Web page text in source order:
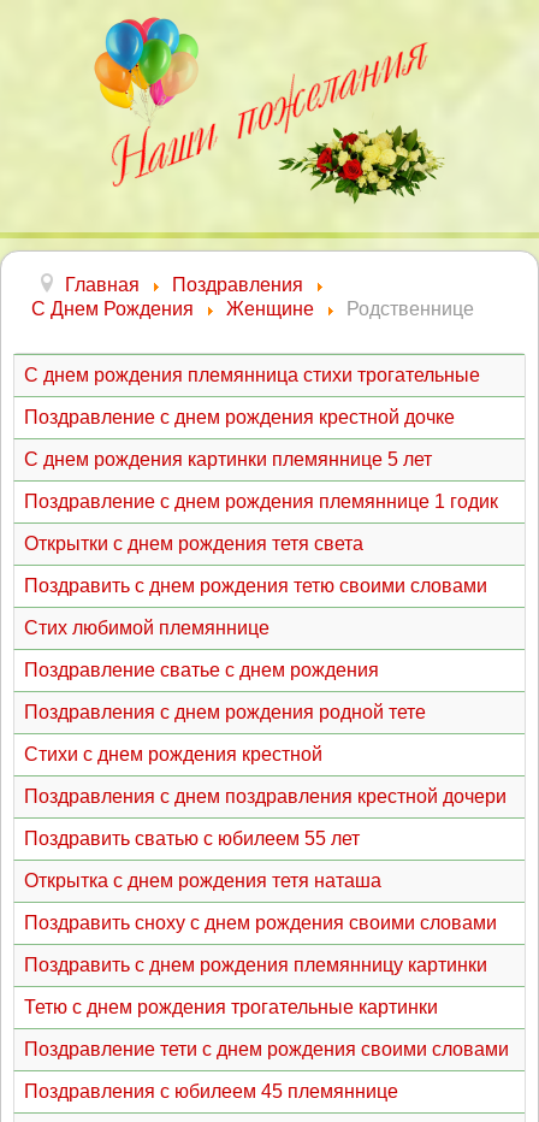
Главная
Поздравления
С Днем Рождения
Женщине Родственнице
С днем рождения племянница стихи трогательные
Поздравление с днем рождения крестной дочке
С днем рождения картинки племяннице 5 лет
Поздравление с днем рождения племяннице 1 годик
Открытки с днем рождения тетя света
Поздравить с днем рождения тетю своими словами
Стих любимой племяннице
Поздравление сватье с днем рождения
Поздравления с днем рождения родной тете
Стихи с днем рождения крестной
Поздравления с днем поздравления крестной дочери
Поздравить сватью с юбилеем 55 лет
Открытка с днем рождения тетя наташа
Поздравить сноху с днем рождения своими словами
Поздравить с днем рождения племянницу картинки
Тетю с днем рождения трогательные картинки
Поздравление тети с днем рождения своими словами
Поздравления с юбилеем 45 племяннице